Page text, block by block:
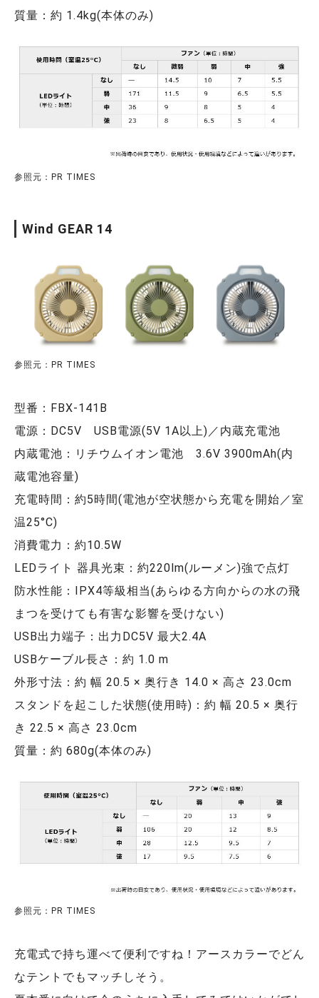
質量：約 1.4kg(本体のみ)
参照元：PR TIMES
Wind GEAR 14
参照元：PR TIMES
型番：FBX-141B
電源：DC5V USB電源(5V 1A以上)／内蔵充電池
内蔵電池：リチウムイオン電池 3.6V 3900mAh(内
蔵電池容量)
充電時間：約5時間(電池が空状態から充電を開始／室
温25°C)
消費電力：約10.5W
LEDライト 器具光束：約220lm(ルーメン)強で点灯
防水性能：IPX4等級相当(あらゆる方向からの水の飛
まつを受けても有害な影響を受けない)
USB出力端子：出力DC5V 最大2.4A
USBケーブル長さ：約 1.0 m
外形寸法：約 幅 20.5 × 奥行き 14.0 × 高さ 23.0cm
スタンドを起こした状態(使用時)：約 幅 20.5 × 奥行
き 22.5 × 高さ 23.0cm
質量：約 680g(本体のみ)
参照元：PR TIMES
充電式で持ち運べて便利ですね！アースカラーでどん
なテントでもマッチしそう。